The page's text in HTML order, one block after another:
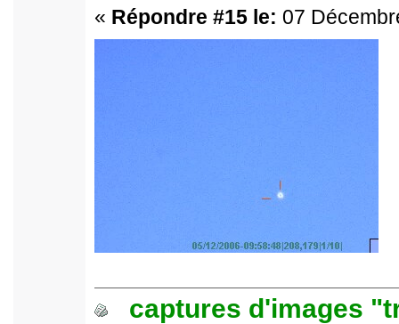
« Répondre #15 le: 07
captures d'images